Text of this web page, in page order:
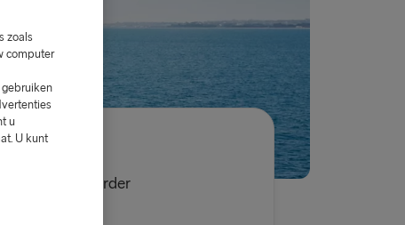
met bestuurder
zoals
computer
u
U kunt